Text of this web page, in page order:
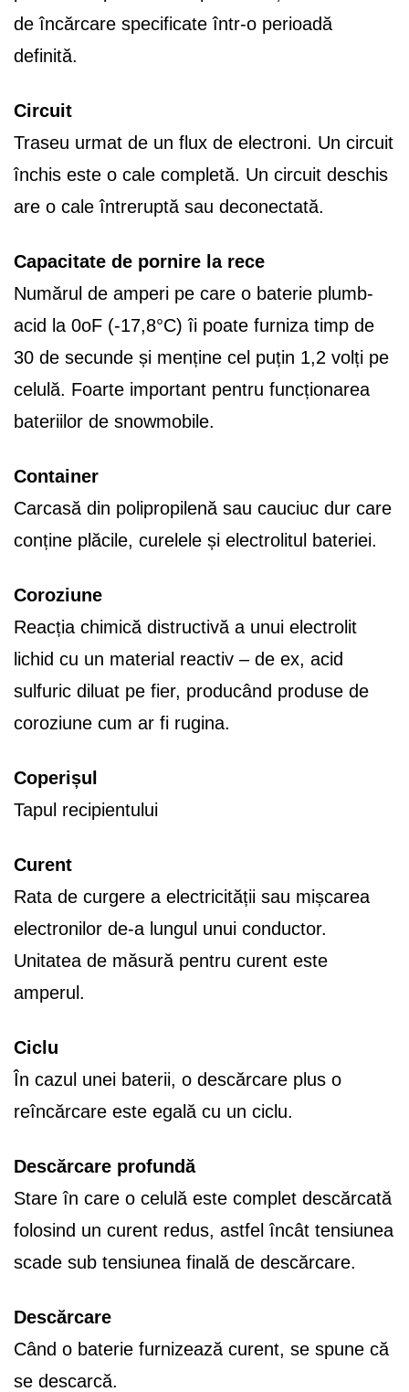
de încărcare specificate într-o perioadă
definită.
Circuit
Traseu urmat de un flux de electroni. Un circuit
închis este o cale completă. Un circuit deschis
are o cale întreruptă sau deconectată.
Capacitate de pornire la rece
Numărul de amperi pe care o baterie plumb-
acid la 0oF (-17,8°C) îi poate furniza timp de
30 de secunde și menține cel puțin 1,2 volți pe
celulă. Foarte important pentru funcționarea
bateriilor de snowmobile.
Container
Carcasă din polipropilenă sau cauciuc dur care
conține plăcile, curelele și electrolitul bateriei.
Coroziune
Reacția chimică distructivă a unui electrolit
lichid cu un material reactiv – de ex, acid
sulfuric diluat pe fier, producând produse de
coroziune cum ar fi rugina.
Coperișul
Tapul recipientului
Curent
Rata de curgere a electricității sau mișcarea
electronilor de-a lungul unui conductor.
Unitatea de măsură pentru curent este
amperul.
Ciclu
În cazul unei baterii, o descărcare plus o
reîncărcare este egală cu un ciclu.
Descărcare profundă
Stare în care o celulă este complet descărcată
folosind un curent redus, astfel încât tensiunea
scade sub tensiunea finală de descărcare.
Descărcare
Când o baterie furnizează curent, se spune că
se descarcă.